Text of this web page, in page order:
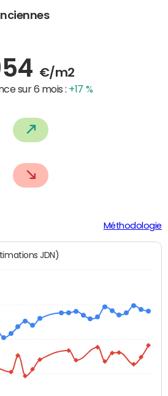
€/m2
sur 6 mois : +17 %
Méthodologie
: estimations JDN)